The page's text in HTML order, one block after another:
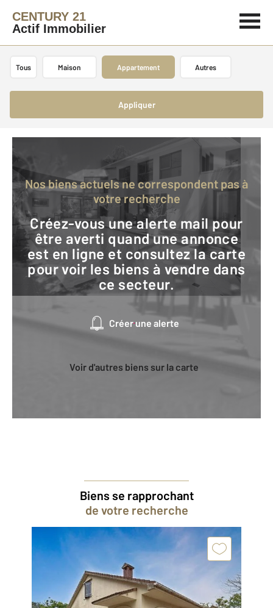
CENTURY 21
Actif Immobilier
Tous Maison Appartement Autres
Appliquer
Nos biens actuels ne correspondent pas à
votre recherche
Créez-vous une alerte mail pour
être averti quand une annonce
est en ligne et consultez la carte
pour voir les biens à vendre dans
ce secteur.
Créer une alerte
Voir d'autres biens sur la carte
Biens se rapprochant
de votre recherche